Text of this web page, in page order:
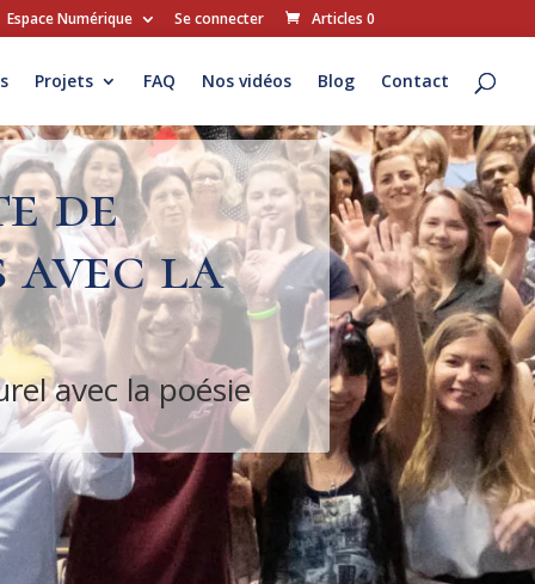
Espace Numérique Se connecter Articles 0
Projets FAQ Nos vidéos Blog Contact
de
avec la
avec la poésie